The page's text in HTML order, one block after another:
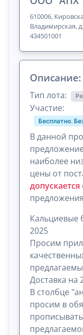
610006,
Владимирская,
434501001
Описание:
Тип лота:
Участие:
Бесплатно.
В данной
наиболее
цены от
допускается
Кальциевые
2025
Просим
Доставка на
В столбце
просим в